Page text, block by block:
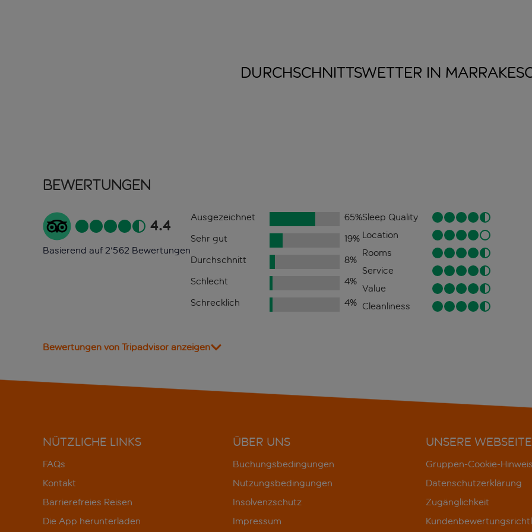
DURCHSCHNITTSWETTER IN
Bewertungen
4.4
Basierend auf 2'562 Bewertungen
Ausgezeichnet 65%
Sehr gut
19%
Durchschnitt
8%
Schlecht
4%
Schrecklich
4%
Sleep Quality
Location
Rooms
Service
Value
Cleanliness
Bewertungen von Tripadvisor anzeigen
NÜTZLICHE LINKS
FAQs
Kontakt
Barrierefreies Reisen
Die App herunterladen
ÜBER UNS
Buchungsbedingungen
Nutzungsbedingungen
Insolvenzschutz
Impressum
UNSERE WEBSEITE
Gruppen-Cookie-
Datenschutzerklärung
Zugänglichkeit